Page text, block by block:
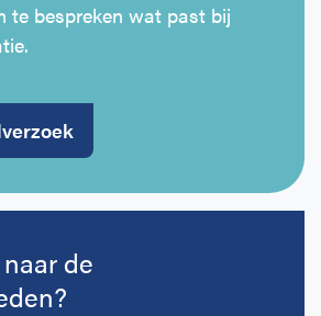
te bespreken wat past bij
de